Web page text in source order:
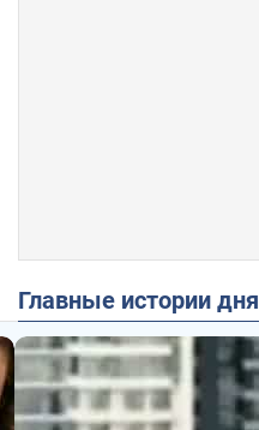
Главные истории дня